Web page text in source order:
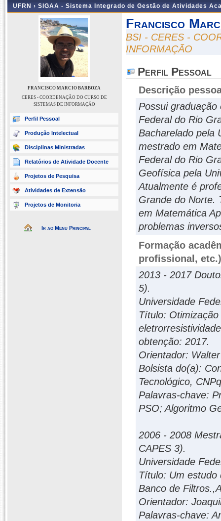
UFRN › SIGAA - Sistema Integrado de Gestão de Atividades
FRANCISCO MARCIO BARBOZA
CERES - COORDENAÇÃO DO CURSO DE
SISTEMAS DE INFORMAÇÃO
Perfil Pessoal
Produção Intelectual
Disciplinas Ministradas
Relatórios de Atividade Docente
Projetos de Pesquisa
Atividades de Extensão
Projetos de Monitoria
Ir ao Menu Principal
Francisco
BSI - CERES -
INFORMAÇÃO
Perfil Pessoal
Descrição
Possui
Federal do Rio
Bacharelado pela
mestrado em
Federal do Rio
Geofísica pela
Atualmente é
Grande do Norte.
em Matemática
problemas
Formação
profissional, etc.)
2013 - 2017
5).
Universidade
Título:
obtenção: 2017.
Orientador:
Bolsista do(a):
Tecnológico,
Palavras-chave:
PSO; Algoritmo
2006 - 2008
CAPES 3).
Universidade
Título: Um estudo
Banco de
Orientador:
Palavras-chave: